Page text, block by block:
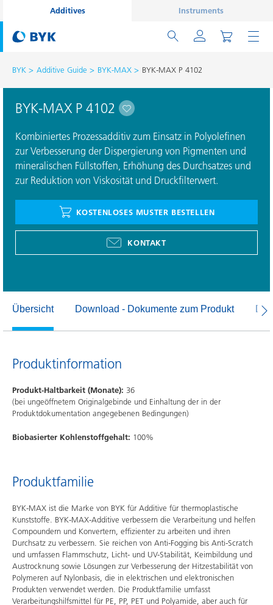
Additives Instruments
BYK Additive Guide BYK-MAX BYK-MAX P 4102
BYK-MAX P 4102
Kombiniertes Prozessadditiv zum Einsatz in Polyolefinen
zur Verbesserung der Dispergierung von Pigmenten und
mineralischen Füllstoffen, Erhöhung des Durchsatzes und
zur Reduktion von Viskosität und Druckfilterwert.
KOSTENLOSES MUSTER BESTELLEN
KONTAKT
Übersicht Download - Dokumente zum Produkt
Produktinformation
Produkt-Haltbarkeit (Monate): 36
(bei ungeöffnetem Originalgebinde und Einhaltung der in der
Produktdokumentation angegebenen Bedingungen)
Biobasierter Kohlenstoffgehalt: 100%
Produktfamilie
BYK-MAX ist die Marke von BYK für Additive für thermoplastische
Kunststoffe. BYK-MAX-Additive verbessern die Verarbeitung und helfen
Compoundern und Konvertern, effizienter zu arbeiten und ihren
Durchsatz zu verbessern. Sie reichen von Anti-Fogging bis Anti-Scratch
und umfassen Flammschutz, Licht- und UV-Stabilität, Keimbildung und
Austrocknung sowie Lösungen zur Verbesserung der Hitzestabilität von
Polymeren auf Nylonbasis, die in elektrischen und elektronischen
Produkten verwendet werden. Die Produktfamilie umfasst
Verarbeitungshilfsmittel für PE, PP, PET und Polyamide, aber auch für